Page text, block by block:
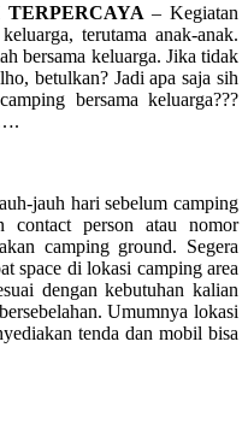
– Kegiatan
terutama anak-anak.
bersama keluarga. Jika tidak
betulkan? Jadi apa saja sih
bersama keluarga???
jauh hari sebelum camping
contact person atau nomor
camping ground. Segera
space di lokasi camping area
dengan kebutuhan kalian
Umumnya lokasi
tenda dan mobil bisa